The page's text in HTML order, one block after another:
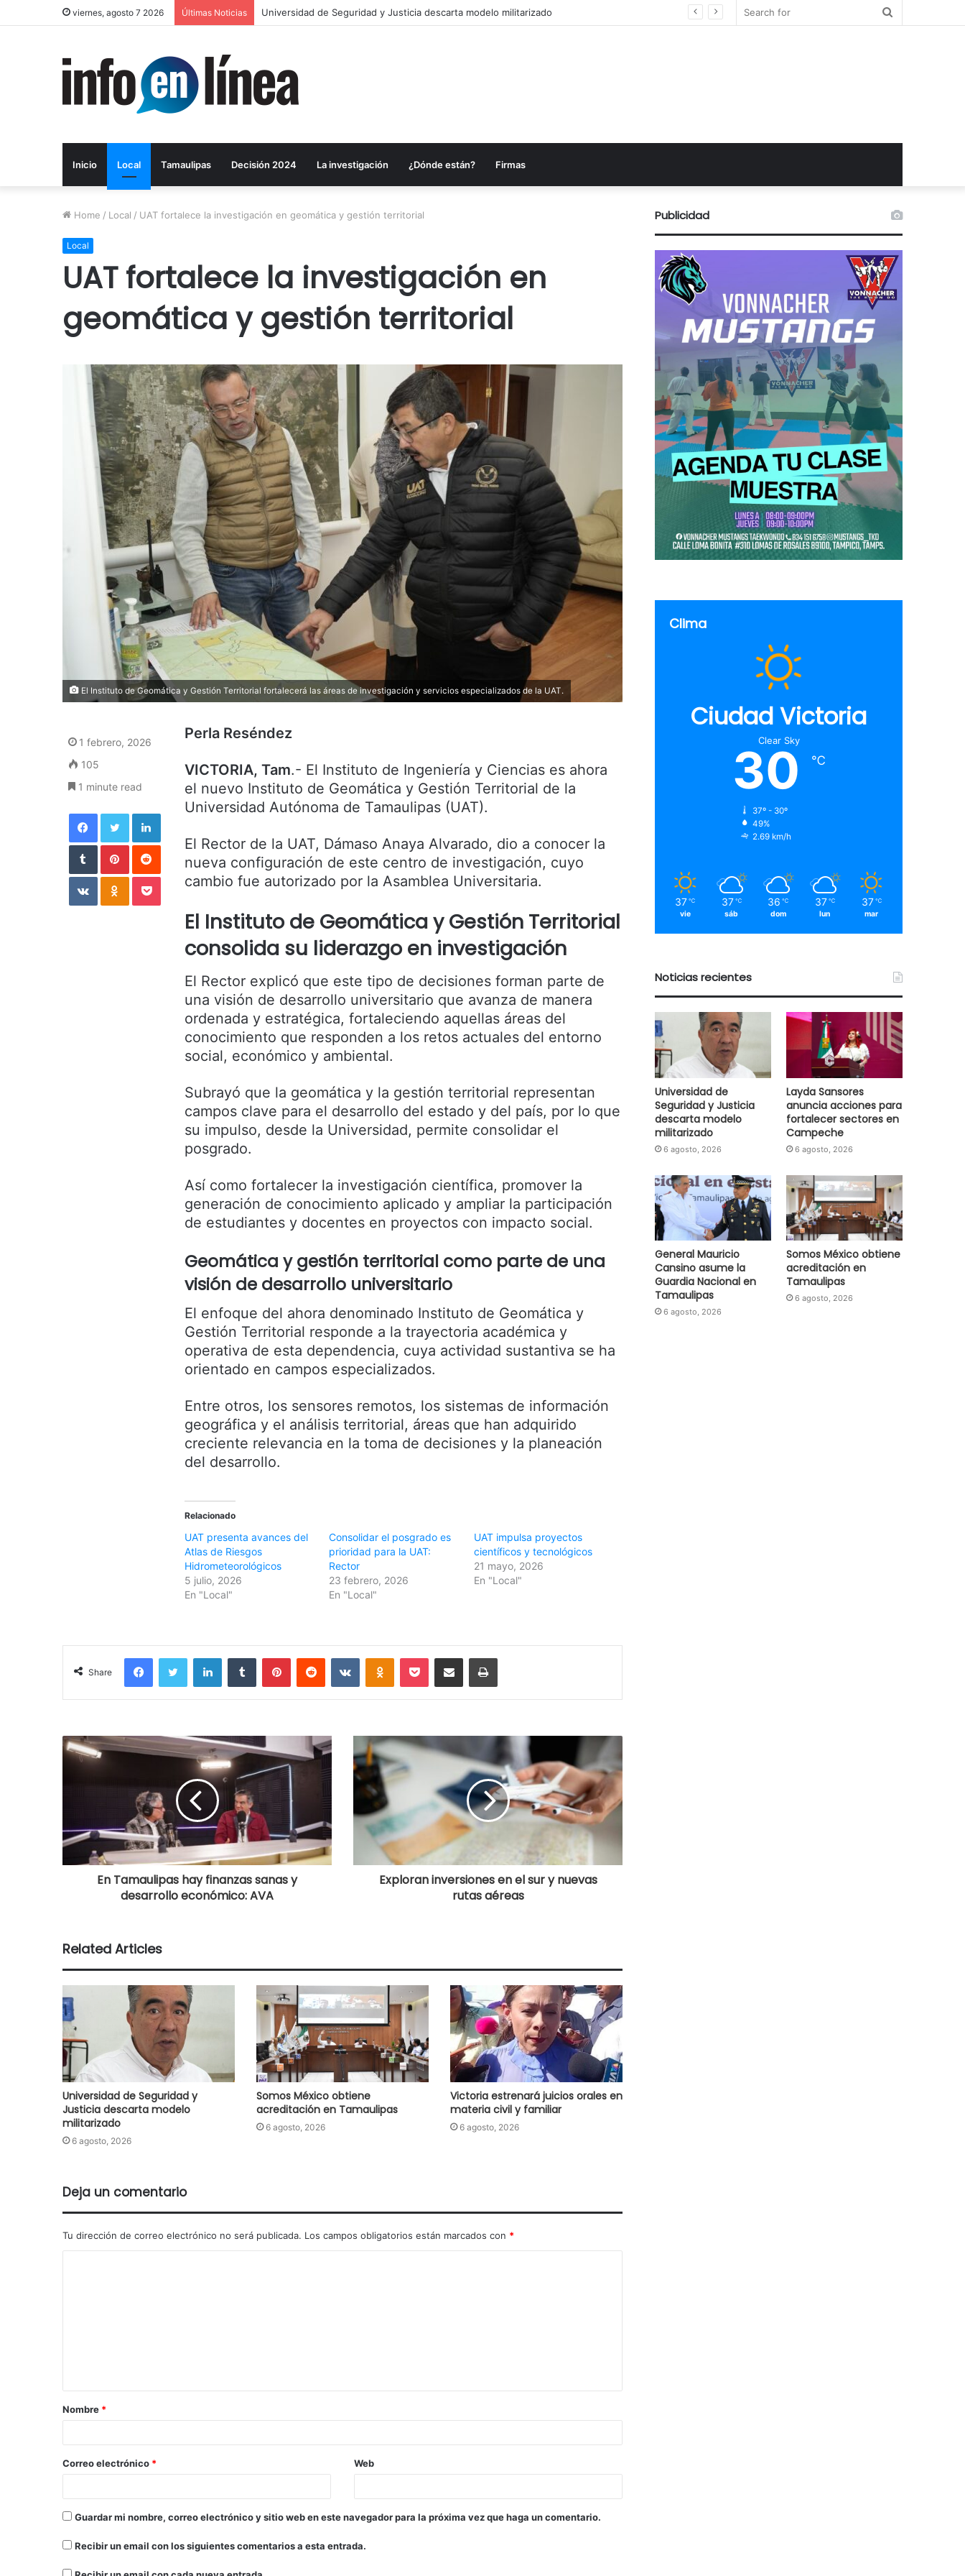
viernes, agosto 7 2026 Últimas Noticias Layda Sansores anuncia acciones para fortalecer sectores en Campeche
Inicio Local Tamaulipas Decisión 2024 La investigación ¿Dónde están? Firmas
Home / Local / UAT fortalece la investigación en geomática y gestión territorial
Local
UAT fortalece la investigación en
geomática y gestión territorial
El Instituto de Geomática y Gestión Territorial fortalecerá las áreas de investigación y servicios especializados de la UAT.
Perla Reséndez
VICTORIA, Tam.- El Instituto de Ingeniería y Ciencias es ahora
el nuevo Instituto de Geomática y Gestión Territorial de la
Universidad Autónoma de Tamaulipas (UAT).
El Rector de la UAT, Dámaso Anaya Alvarado, dio a conocer la
nueva configuración de este centro de investigación, cuyo
cambio fue autorizado por la Asamblea Universitaria.
El Instituto de Geomática y Gestión Territorial
consolida su liderazgo en investigación
El Rector explicó que este tipo de decisiones forman parte de
una visión de desarrollo universitario que avanza de manera
ordenada y estratégica, fortaleciendo aquellas áreas del
conocimiento que responden a los retos actuales del entorno
social, económico y ambiental.
Subrayó que la geomática y la gestión territorial representan
campos clave para el desarrollo del estado y del país, por lo que
su impulso, desde la Universidad, permite consolidar el
posgrado.
Así como fortalecer la investigación científica, promover la
generación de conocimiento aplicado y ampliar la participación
de estudiantes y docentes en proyectos con impacto social.
Geomática y gestión territorial como parte de una
visión de desarrollo universitario
El enfoque del ahora denominado Instituto de Geomática y
Gestión Territorial responde a la trayectoria académica y
operativa de esta dependencia, cuya actividad sustantiva se ha
orientado en campos especializados.
Entre otros, los sensores remotos, los sistemas de información
geográfica y el análisis territorial, áreas que han adquirido
creciente relevancia en la toma de decisiones y la planeación
del desarrollo.
Relacionado
UAT presenta avances del
Atlas de Riesgos
Hidrometeorológicos
5 julio, 2026
En "Local"
Consolidar el posgrado es
prioridad para la UAT:
Rector
23 febrero, 2026
En "Local"
UAT impulsa proyectos
científicos y tecnológicos
21 mayo, 2026
En "Local"
1 febrero, 2026
105
1 minute read
Facebook Twitter LinkedIn
Tumblr Pinterest Reddit
VKontakte Odnoklassniki Pocket
Share
En Tamaulipas hay finanzas sanas y
desarrollo económico: AVA
Exploran inversiones en el sur y nuevas
rutas aéreas
Related Articles
Universidad de Seguridad y
Justicia descarta modelo
militarizado
6 agosto, 2026
Somos México obtiene
acreditación en Tamaulipas
6 agosto, 2026
Victoria estrenará juicios orales en
materia civil y familiar
6 agosto, 2026
Deja un comentario
Tu dirección de correo electrónico no será publicada. Los campos obligatorios están marcados con *
Nombre *
Correo electrónico * Web
Guardar mi nombre, correo electrónico y sitio web en este navegador para la próxima vez que haga un comentario.
Recibir un email con los siguientes comentarios a esta entrada.
Publicidad
Clima
Ciudad Victoria
Clear Sky
30 ℃
37º - 30º
49%
2.69 km/h
37 ℃
vie
37 ℃
sáb
36 ℃
dom
37 ℃
lun
37 ℃
mar
Noticias recientes
Universidad de
Seguridad y Justicia
descarta modelo
militarizado
6 agosto, 2026
Layda Sansores
anuncia acciones para
fortalecer sectores en
Campeche
6 agosto, 2026
General Mauricio
Cansino asume la
Guardia Nacional en
Tamaulipas
6 agosto, 2026
Somos México obtiene
acreditación en
Tamaulipas
6 agosto, 2026